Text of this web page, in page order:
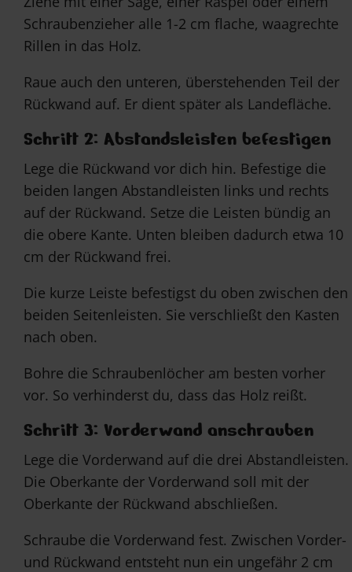
Schraubenzieher alle 1-2 cm flache, waagrechte
Rillen in das Holz.
Raue auch den unteren, überstehenden Teil der
Rückwand auf. Er dient später als Landefläche.
Schritt 2: Abstandsleisten befestigen
Lege die Rückwand vor dich hin. Befestige die
beiden langen Abstandleisten links und rechts
auf der Rückwand. Setze die Leisten bündig an
die obere Kante. Unten bleiben dadurch etwa 10
cm der Rückwand frei.
Die kurze Leiste befestigst du oben zwischen den
beiden Seitenleisten. Sie verschließt den Kasten
nach oben.
Bohre die Schraubenlöcher am besten vorher
vor. So verhinderst du, dass das Holz reißt.
Schritt 3: Vorderwand anschrauben
Lege die Vorderwand auf die drei Abstandleisten.
Die Oberkante der Vorderwand soll mit der
Oberkante der Rückwand abschließen.
Schraube die Vorderwand fest. Zwischen Vorder-
und Rückwand entsteht nun ein ungefähr 2 cm